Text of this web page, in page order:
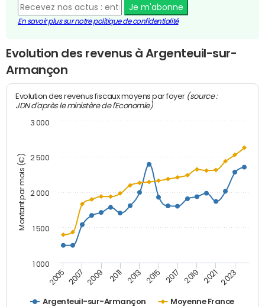
Je m'abonne
En savoir plus sur notre politique de confidentialité
Evolution des revenus à Argenteuil-sur-
Armançon
Montant par mois (€)
Evolution des revenus fiscaux moyens par foyer (source :
JDN d'après le ministère de l'Economie)
Argenteuil-sur-Armançon Moyenne France
2005 2007 2009 2011 2013 2015 2017 2019 2021 2023
1 000
1 500
2 000
2 500
3 000